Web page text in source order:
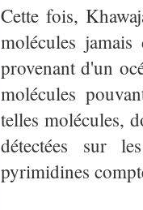
Cette fois,
molécules jamais
provenant d'un
molécules
telles molécules,
détectées sur
pyrimidines